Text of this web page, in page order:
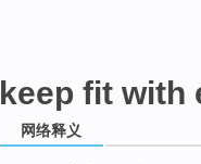
keep fit with
网络释义